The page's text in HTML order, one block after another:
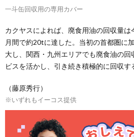
一斗缶回収用の専用カバー
カクヤスによれば、廃食用油の回収量
月間で約20tに達した。当初の首都圏に
大し、関西・九州エリアでも廃食油の
ビスを活かし、引き続き積極的に回収す
（藤原秀行）
※いずれもイーコス提供